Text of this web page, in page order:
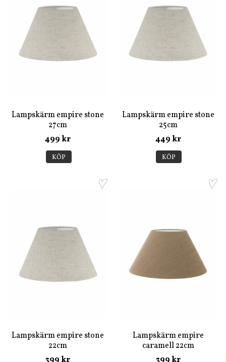
Lampskärm empire stone
27cm
499 kr
KÖP
Lampskärm empire stone
25cm
449 kr
KÖP
Lampskärm empire stone
22cm
Lampskärm empire
caramell 22cm